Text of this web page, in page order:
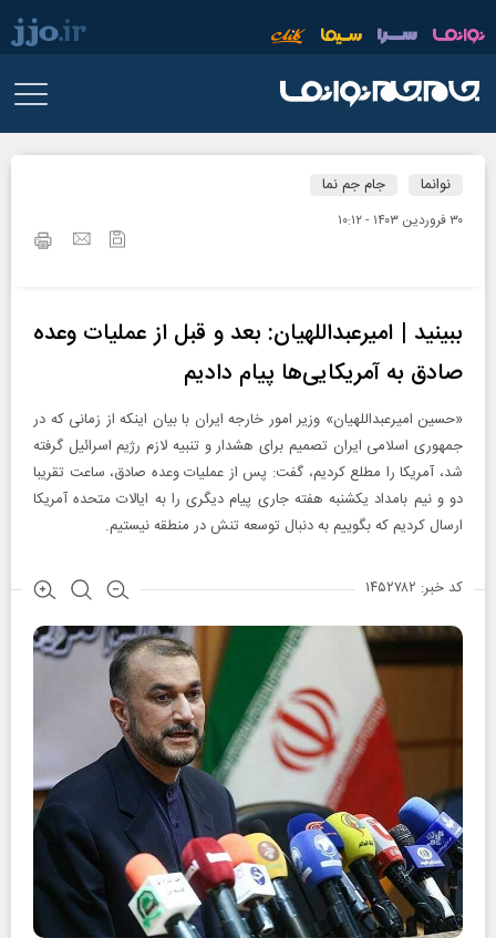
نوانما جام جم نما
۳۰ فروردين ۱۴۰۳ - ۱۰:۱۲
ببینید | امیرعبداللهیان: بعد و قبل از عملیات وعده
صادق به آمریکایی‌ها پیام دادیم
«حسین امیرعبداللهیان» وزیر امور خارجه ایران با بیان اینکه از زمانی که در
جمهوری اسلامی ایران تصمیم برای هشدار و تنبیه لازم رژیم اسرائیل گرفته
شد، آمریکا را مطلع کردیم، گفت: پس از عملیات وعده صادق، ساعت تقریبا
دو و نیم بامداد یکشنبه هفته جاری پیام دیگری را به ایالات متحده آمریکا
ارسال کردیم که بگوییم به دنبال توسعه تنش در منطقه نیستیم.
کد خبر: ۱۴۵۲۷۸۲